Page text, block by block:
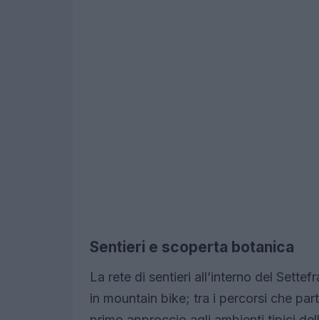
Sentieri e scoperta botanica
La rete di sentieri all’interno del
in mountain bike; tra i percorsi che